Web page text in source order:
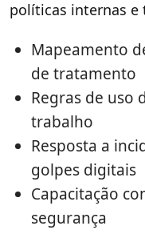
políticas internas e
Mapeamento
de tratamento
Regras de uso
trabalho
Resposta a
golpes digitais
Capacitação
segurança